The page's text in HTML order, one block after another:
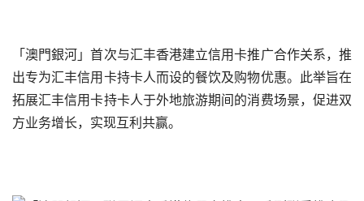
「澳門銀河」首次与汇丰香港建立信用卡推广合作关系，推
出专为汇丰信用卡持卡人而设的餐饮及购物优惠。此举旨在
拓展汇丰信用卡持卡人于外地旅游期间的消费场景，促进双
方业务增长，实现互利共赢。